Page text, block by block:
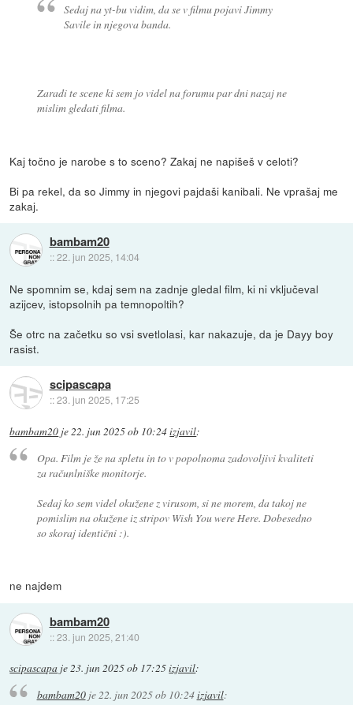
Sedaj na yt-bu vidim, da se v filmu pojavi Jimmy
Savile in njegova banda.
Zaradi te scene ki sem jo videl na forumu par dni nazaj ne
mislim gledati filma.
Kaj točno je narobe s to sceno? Zakaj ne napišeš v celoti?
Bi pa rekel, da so Jimmy in njegovi pajdaši kanibali. Ne vprašaj me
zakaj.
bambam20
::22. jun 2025, 14:04
Ne spomnim se, kdaj sem na zadnje gledal film, ki ni vključeval
azijcev, istopsolnih pa temnopoltih?
Še otrc na začetku so vsi svetlolasi, kar nakazuje, da je Dayy boy
rasist.
scipascapa
::23. jun 2025, 17:25
bambam20 je22. jun 2025 ob 10:24izjavil:
Opa. Film je že na spletu in to v popolnoma zadovoljivi kvaliteti
za računlniške monitorje.
Sedaj ko sem videl okužene z virusom, si ne morem, da takoj ne
pomislim na okužene iz stripov Wish You were Here. Dobesedno
so skoraj identični :).
ne najdem
bambam20
::23. jun 2025, 21:40
scipascapa je23. jun 2025 ob 17:25izjavil:
bambam20je22. jun 2025 ob 10:24izjavil: